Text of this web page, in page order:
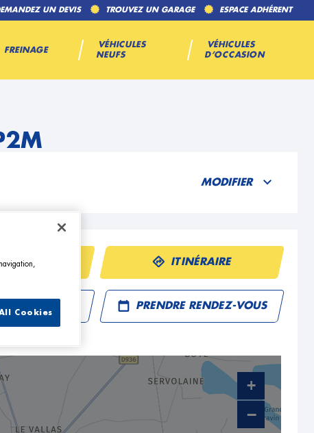
UN DEVIS TROUVEZ UN GARAGE ESPACE ADHÉRENT
FREINAGE
VÉHICULES
NEUFS
VÉHICULES
D’OCCASION
MODIFIER
ITINÉRAIRE
PRENDRE RENDEZ-VOUS
+
−
Cookies